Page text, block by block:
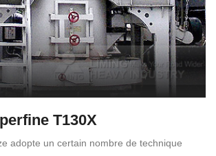
T130X
adopte un certain nombre de technique